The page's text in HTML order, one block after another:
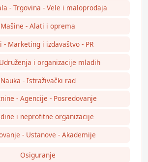
- Trgovina - Vele i maloprodaja
Mašine - Alati i oprema
- Marketing i izdavaštvo - PR
i organizacije mladih
Nauka - Istraživački rad
- Agencije - Posredovanje
i neprofitne organizacije
- Ustanove - Akademije
Osiguranje